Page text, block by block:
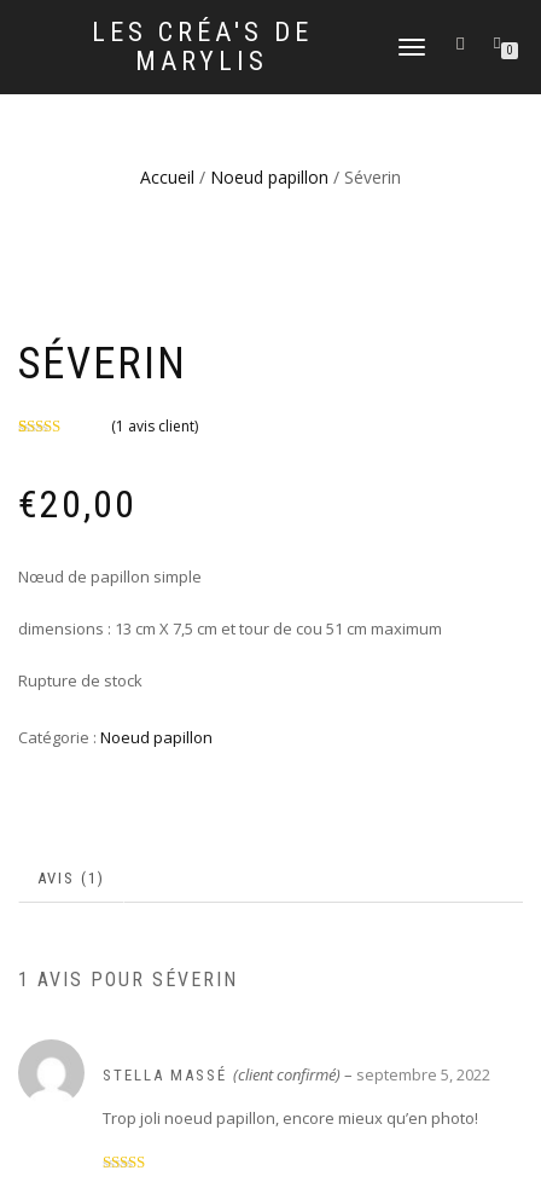
LES CRÉA'S DE
MARYLIS
DÉPLIER
NAVIGATION
0
Accueil / Noeud papillon / Séverin
SÉVERIN
client
(1 avis client)
€20,00
Nœud de papillon simple
dimensions : 13 cm X 7,5 cm et tour de cou 51 cm maximum
Rupture de stock
Catégorie : Noeud papillon
AVIS (1)
1 AVIS POUR SÉVERIN
STELLA MASSÉ (client confirmé)– septembre 5, 2022
Trop joli noeud papillon, encore mieux qu’en photo!